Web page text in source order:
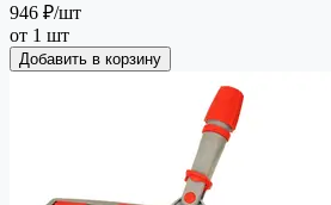
946 ₽/шт
от 1 шт
Добавить в корзину